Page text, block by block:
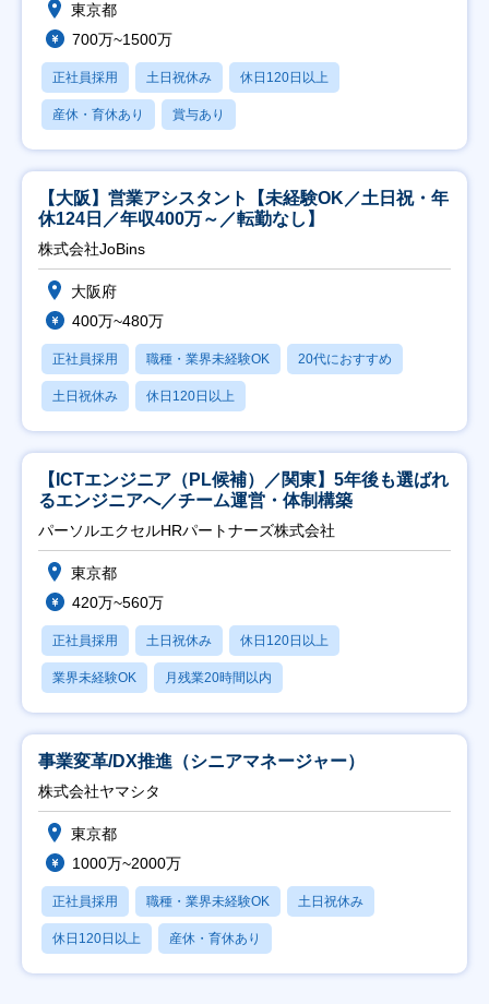
東京都
700万~1500万
正社員採用 土日祝休み 休日120日以上
産休・育休あり 賞与あり
【大阪】営業アシスタント【未経験OK／土日祝・年
休124日／年収400万～／転勤なし】
株式会社JoBins
大阪府
400万~480万
正社員採用 職種・業界未経験OK 20代におすすめ
土日祝休み 休日120日以上
【ICTエンジニア（PL候補）／関東】5年後も選ばれ
るエンジニアへ／チーム運営・体制構築
パーソルエクセルHRパートナーズ株式会社
東京都
420万~560万
正社員採用 土日祝休み 休日120日以上
業界未経験OK 月残業20時間以内
事業変革/DX推進（シニアマネージャー）
株式会社ヤマシタ
東京都
1000万~2000万
正社員採用 職種・業界未経験OK 土日祝休み
休日120日以上 産休・育休あり